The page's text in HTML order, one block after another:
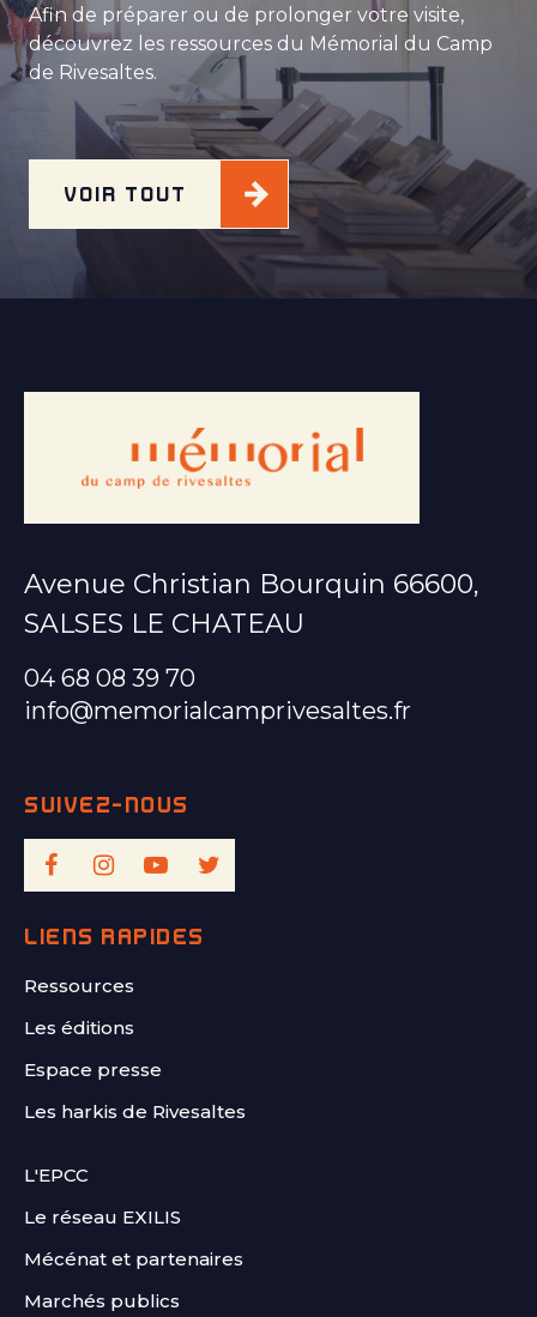
Afin de préparer ou de prolonger votre visite,
découvrez les ressources du Mémorial du Camp
de Rivesaltes.
VOIR TOUT
Avenue Christian Bourquin 66600,
SALSES LE CHATEAU
04 68 08 39 70
info@memorialcamprivesaltes.fr
LIENS RAPIDES
Ressources
Les éditions
Espace presse
Les harkis de Rivesaltes
FOOTER
L'EPCC
Le réseau EXILIS
Mécénat et partenaires
Marchés publics